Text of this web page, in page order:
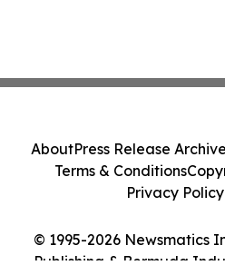
© 1995-2026 Newsmatics
Publishing & Bermuda
AboutPress Release Archive
Terms & Conditions
Privacy Policy